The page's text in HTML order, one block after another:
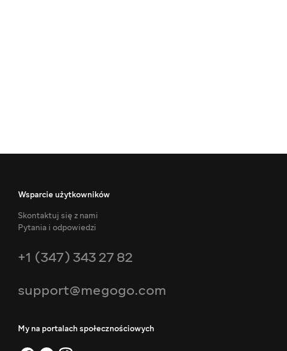
Wsparcie użytkowników
Skontaktuj się z nami
Pytania i odpowiedzi
+1 (347) 343 27 82
support@megogo.com
My na portalach społecznościowych